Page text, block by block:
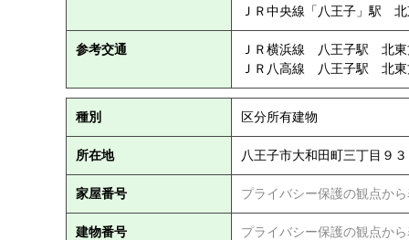
ＪＲ中央線「八王子」駅
参考交通
ＪＲ横浜線 八王子駅 北
ＪＲ八高線 八王子駅 北
種別 区分所有建物
所在地 八王子市大和田町三丁目９
家屋番号 プライバシー保護の観点か
建物番号 プライバシー保護の観点か